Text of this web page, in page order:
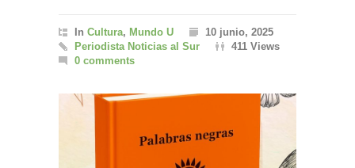
In Cultura, Mundo U
10 junio, 2025
Periodista Noticias al Sur
411 Views
0 comments